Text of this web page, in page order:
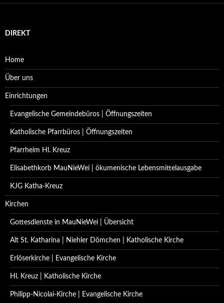
DIREKT
Home
Über uns
Einrichtungen
Evangelische Gemeindebüros | Öffnungszeiten
Katholische Pfarrbüros | Öffnungszeiten
Pfarrheim Hl. Kreuz
Elisabethkorb MauNieWei | ökumenische Lebensmittelausgabe
KJG Katha-Kreuz
Kirchen
Gottesdienste in MauNieWei | Übersicht
Alt St. Katharina | Niehler Dömchen | Katholische Kirche
Erlöserkirche | Evangelische Kirche
Hl. Kreuz | Katholische Kirche
Philipp-Nicolai-Kirche | Evangelische Kirche